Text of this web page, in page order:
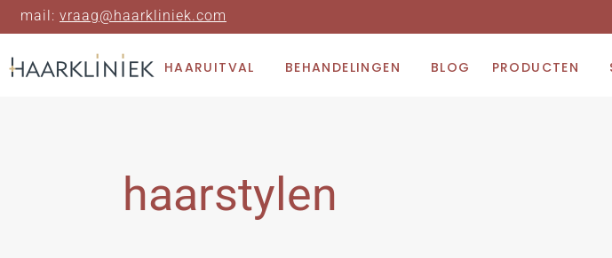
mail: vraag@haarkliniek.com
HAARUITVAL BEHANDELINGEN BLOG PRODUCTEN
haarstylen